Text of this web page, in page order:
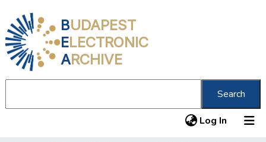
BUDAPEST
ELECTRONIC
ARCHIVE
Search
Log In (current)